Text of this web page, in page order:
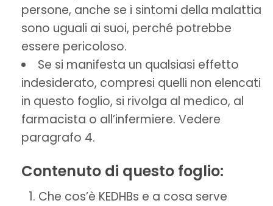
persone, anche se i sintomi della malattia
sono uguali ai suoi, perché potrebbe
essere pericoloso.
Se si manifesta un qualsiasi effetto
indesiderato, compresi quelli non elencati
in questo foglio, si rivolga al medico, al
farmacista o all’infermiere. Vedere
paragrafo 4.
Contenuto di questo foglio:
Che cos’è KEDHBs e a cosa serve